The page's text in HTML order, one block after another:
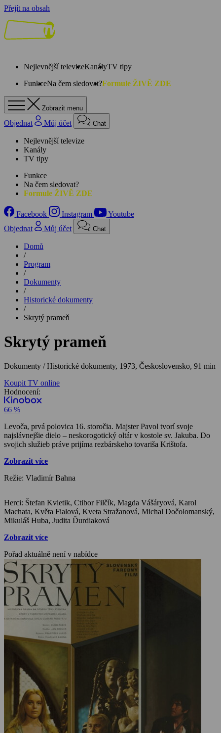
Přejít na obsah
Nejlevnější televizeKanályTV tipy
FunkceNa čem sledovat?Formule ŽIVĚ ZDE
Zobrazit menu
Objednat Můj účet Chat
Nejlevnější televize
Kanály
TV tipy
Funkce
Na čem sledovat?
Formule ŽIVĚ ZDE
Facebook Instagram
Youtube
Objednat
Můj účet Chat
Domů
/
Program
/
Dokumenty
/
Historické dokumenty
/
Skrytý prameň
Skrytý prameň
Dokumenty / Historické dokumenty, 1973, Československo, 91 min
Koupit TV online
Hodnocení:
66 %
Levoča, prvá polovica 16. storočia. Majster Pavol tvorí svoje
najslávnejšie dielo – neskorogotický oltár v kostole sv. Jakuba. Do
svojich služieb práve prijíma rezbárskeho tovariša Krištofa.
Zobrazit více
Režie: Vladimír Bahna
Herci: Štefan Kvietik, Ctibor Filčík, Magda Vášáryová, Karol
Machata, Květa Fialová, Kveta Stražanová, Michal Dočolomanský,
Mikuláš Huba, Judita Ďurdiaková
Zobrazit více
Pořad aktuálně není v nabídce